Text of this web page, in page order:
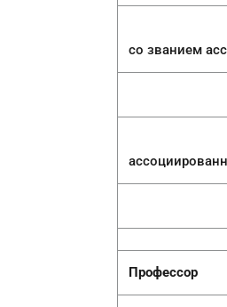
со званием
Профессор